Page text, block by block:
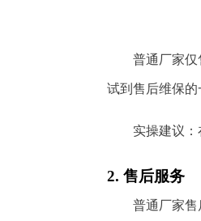
普通厂家
试到售后维保的
实操建议
2. 售后服务
普通厂家